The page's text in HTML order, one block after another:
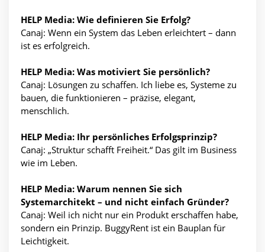
HELP Media: Wie definieren Sie Erfolg?
Canaj: Wenn ein System das Leben erleichtert – dann
ist es erfolgreich.
HELP Media: Was motiviert Sie persönlich?
Canaj: Lösungen zu schaffen. Ich liebe es, Systeme zu
bauen, die funktionieren – präzise, elegant,
menschlich.
HELP Media: Ihr persönliches Erfolgsprinzip?
Canaj: „Struktur schafft Freiheit.“ Das gilt im Business
wie im Leben.
HELP Media: Warum nennen Sie sich
Systemarchitekt – und nicht einfach Gründer?
Canaj: Weil ich nicht nur ein Produkt erschaffen habe,
sondern ein Prinzip. BuggyRent ist ein Bauplan für
Leichtigkeit.